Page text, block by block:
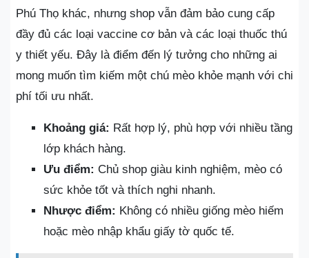
Phú Thọ khác, nhưng shop vẫn đảm bảo cung cấp
đầy đủ các loại vaccine cơ bản và các loại thuốc thú
y thiết yếu. Đây là điểm đến lý tưởng cho những ai
mong muốn tìm kiếm một chú mèo khỏe mạnh với chi
phí tối ưu nhất.
Khoảng giá: Rất hợp lý, phù hợp với nhiều tầng
lớp khách hàng.
Ưu điểm: Chủ shop giàu kinh nghiệm, mèo có
sức khỏe tốt và thích nghi nhanh.
Nhược điểm: Không có nhiều giống mèo hiếm
hoặc mèo nhập khẩu giấy tờ quốc tế.